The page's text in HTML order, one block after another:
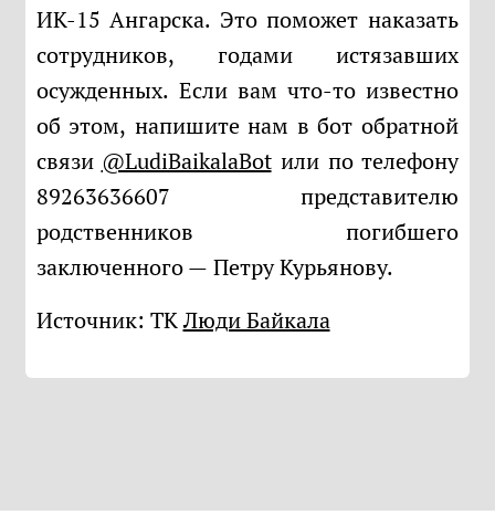
ИК-15 Ангарска. Это поможет наказать
сотрудников, годами истязавших
осужденных. Если вам что-то известно
об этом, напишите нам в бот обратной
связи @LudiBaikalaBotили по телефону
89263636607 представителю
родственников погибшего
заключенного — Петру Курьянову.
Источник: ТКЛюди Байкала